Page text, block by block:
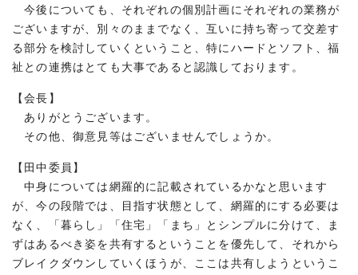
今後についても、それぞれの個別計画にそれぞれの業務が
ございますが、別々のままでなく、互いに持ち寄って交差す
る部分を検討していくということ、特にハードとソフト、福
祉との連携はとても大事であると認識しております。
【会長】
ありがとうございます。
その他、御意見等はございませんでしょうか。
【田中委員】
中身については網羅的に記載されているかなと思います
が、今の段階では、目指す状態として、網羅的にする必要は
なく、「暮らし」「住宅」「まち」とシンプルに分けて、ま
ずはあるべき姿を共有するということを優先して、それから
ブレイクダウンしていくほうが、ここは共有しようというこ